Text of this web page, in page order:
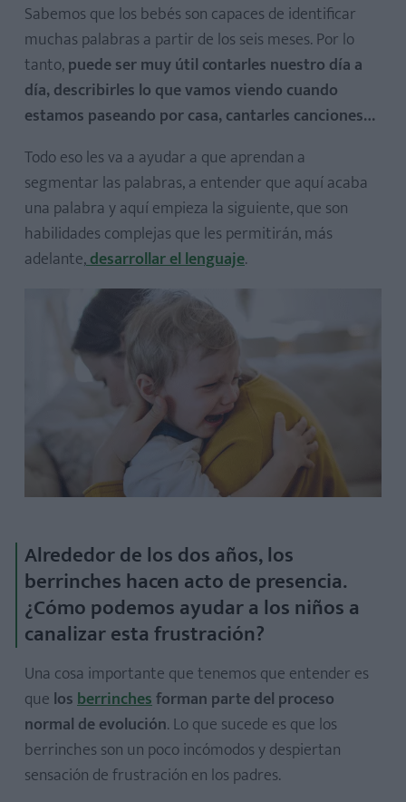
Sabemos que los bebés son capaces de identificar
muchas palabras a partir de los seis meses. Por lo
tanto,puede ser muy útil contarles nuestro día a
día, describirles lo que vamos viendo cuando
estamos paseando por casa, cantarles canciones…
Todo eso les va a ayudar a que aprendan a
segmentar las palabras, a entender que aquí acaba
una palabra y aquí empieza la siguiente, que son
habilidades complejas que les permitirán, más
adelante,desarrollar el lenguaje.
Alrededor de los dos años, los
berrinches hacen acto de presencia.
¿Cómo podemos ayudar a los niños a
canalizar esta frustración?
Una cosa importante que tenemos que entender es
que losberrinchesforman parte del proceso
normal de evolución. Lo que sucede es que los
berrinches son un poco incómodos y despiertan
sensación de frustración en los padres.